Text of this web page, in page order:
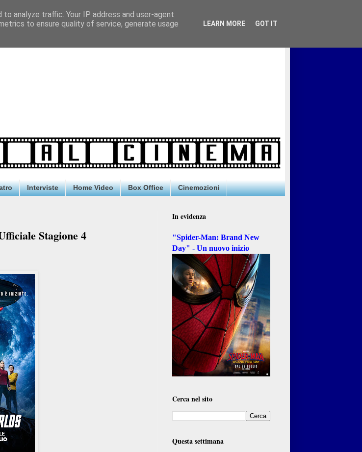
Interviste Home Video Box Office Cinemozioni
Stagione 4
In evidenza
"Spider-Man: Brand New
Day" - Un nuovo inizio
Cerca nel sito
Questa settimana
analyze traffic. Your IP address and user-agent
to ensure quality of service, generate usage
LEARN MORE GOT IT